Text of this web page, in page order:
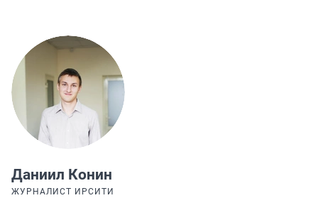
Даниил Конин
ЖУРНАЛИСТ ИРСИТИ